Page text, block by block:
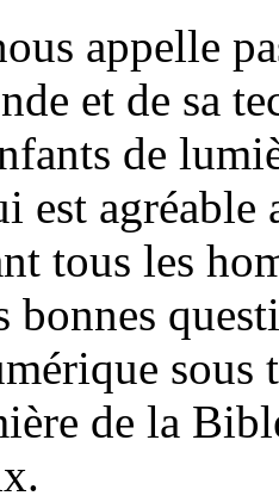
appelle
et de sa
de
est
tous les
bonnes
sous
de la